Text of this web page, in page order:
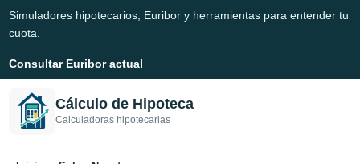
Simuladores hipotecarios, Euribor y herramientas para entender tu
cuota.
Consultar Euribor actual
Cálculo de Hipoteca
Calculadoras hipotecarias